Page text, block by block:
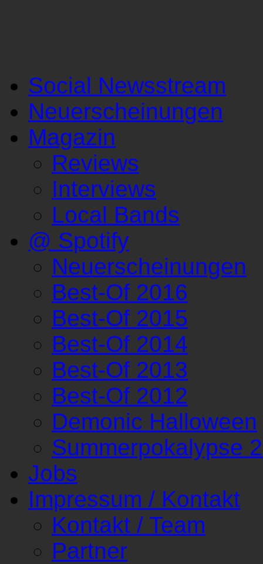
Social Newsstream
Neuerscheinungen
Magazin
Reviews
Interviews
Local Bands
@ Spotify
Neuerscheinungen
Best-Of 2016
Best-Of 2015
Best-Of 2014
Best-Of 2013
Best-Of 2012
Demonic Halloween
Summerpokalypse
Jobs
Impressum / Kontakt
Kontakt / Team
Partner